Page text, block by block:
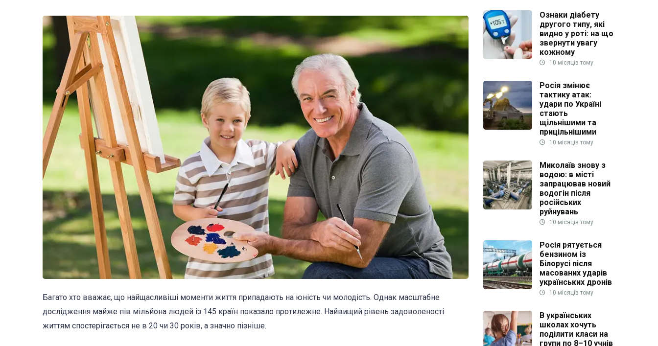
Багато хто вважає, що найщасливіші моменти життя припадають на юність чи молодість. Однак масштабне
дослідження майже пів мільйона людей із 145 країн показало протилежне. Найвищий рівень задоволеності
життям спостерігається не в 20 чи 30 років, а значно пізніше.
Ознаки діабету
другого типу, які
видно у роті: на що
звернути увагу
кожному
10 місяців тому
Росія змінює
тактику атак:
удари по Україні
стають
щільнішими та
прицільнішими
10 місяців тому
Миколаїв знову з
водою: в місті
запрацював новий
водогін після
російських
руйнувань
10 місяців тому
Росія рятується
бензином із
Білорусі після
масованих ударів
українських дронів
10 місяців тому
В українських
школах хочуть
поділити класи на
групи по 8–10 учнів